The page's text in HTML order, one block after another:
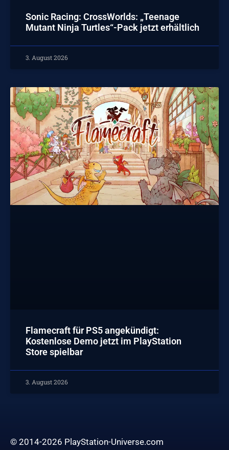
Sonic Racing: CrossWorlds: „Teenage
Mutant Ninja Turtles“-Pack jetzt erhältlich
3. August 2026
Flamecraft für PS5 angekündigt:
Kostenlose Demo jetzt im PlayStation
Store spielbar
3. August 2026
© 2014-2026 PlayStation-Universe.com